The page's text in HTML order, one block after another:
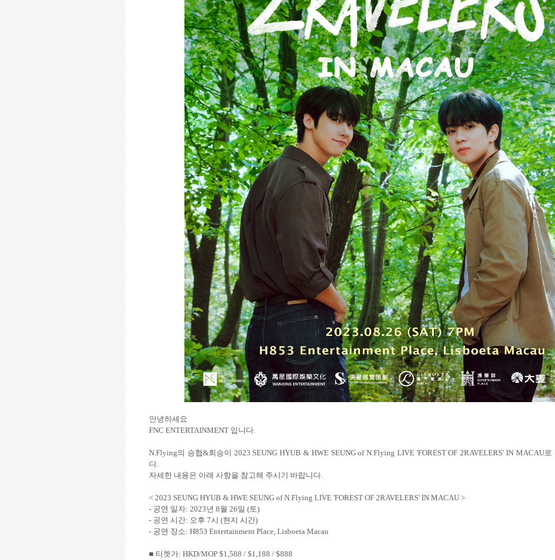
안녕하세요
FNC ENTERTAINMENT 입니다.
N.Flying의 승협&회승이 2023 SEUNG HYUB & HWE SEUNG of N.Flying LIVE 'FOREST OF 2RAVELERS' IN MACAU로
다.
자세한 내용은 아래 사항을 참고해 주시기 바랍니다.
< 2023 SEUNG HYUB & HWE SEUNG of N.Flying LIVE 'FOREST OF 2RAVELERS' IN MACAU >
- 공연 일자: 2023년 8월 26일 (토)
- 공연 시간: 오후 7시 (현지 시간)
- 공연 장소: H853 Entertainment Place, Lisboeta Macau
■ 티켓가: HKD/MOP $1,588 / $1,188 / $888